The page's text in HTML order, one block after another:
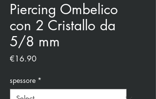
Piercing Ombelico
con 2 Cristallo da
5/8 mm
€16.90Price
spessore *